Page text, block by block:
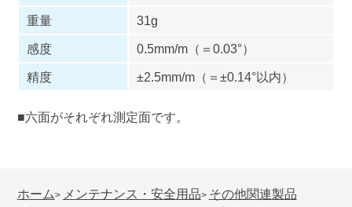
重量
31g
感度
0.5mm/m（＝0.03°）
精度
±2.5mm/m（＝±0.14°以内）
■六面がそれぞれ測定面です。
ホーム> メンテナンス・安全用品> その他関連製品